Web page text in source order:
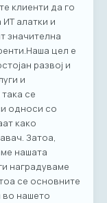
клиенти да го
алатки и
значителна
цел е
развој и
и
се
односи со
како
Затоа,
нашата
наградуваме
се основните
во нашето